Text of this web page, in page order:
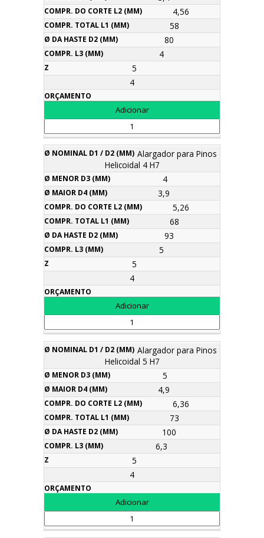
4,56
58
80
4
5
4
Alargador para Pinos
Helicoidal 4 H7
4
3,9
5,26
68
93
5
5
4
Alargador para Pinos
Helicoidal 5 H7
5
4,9
6,36
73
100
6,3
5
4